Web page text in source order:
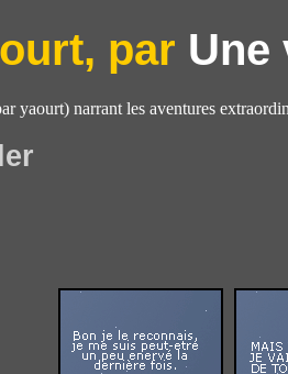
Une
yaourt) narrant les aventures